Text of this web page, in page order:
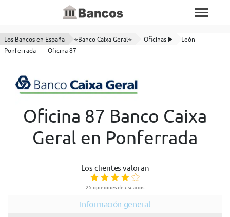
Los Bancos en España ⭐Banco Caixa Geral⭐ Oficinas ▶️
León
Ponferrada
Oficina 87
Oficina 87 Banco Caixa
Geral en Ponferrada
Los clientes valoran
25 opiniones de usuarios
Información general